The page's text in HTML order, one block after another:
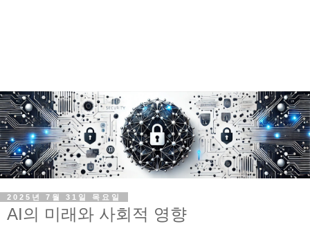
2025년 7월 31일 목요일
AI의 미래와 사회적 영향